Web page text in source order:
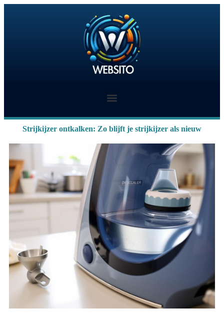
Strijkijzer ontkalken: Zo blijft je strijkijzer als nieuw